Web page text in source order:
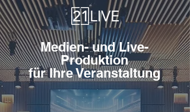
Medien- und Live-
Produktion
für Ihre Veranstaltung